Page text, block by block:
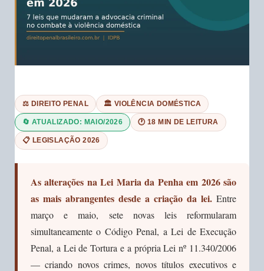
⚖️ DIREITO PENAL 🏛️ VIOLÊNCIA DOMÉSTICA
🔄 ATUALIZADO: MAIO/2026 🕐 18 MIN DE LEITURA
📋 LEGISLAÇÃO 2026
As alterações na Lei Maria da Penha em 2026 são
as mais abrangentes desde a criação da lei. Entre
março e maio, sete novas leis reformularam
simultaneamente o Código Penal, a Lei de Execução
Penal, a Lei de Tortura e a própria Lei nº 11.340/2006
— criando novos crimes, novos títulos executivos e